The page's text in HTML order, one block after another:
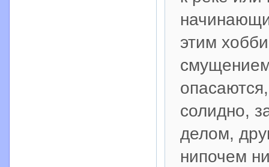
этим
солидно,
делом,
нипочем